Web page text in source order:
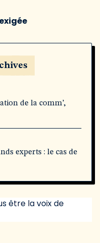
de la comm’,
experts : le cas de